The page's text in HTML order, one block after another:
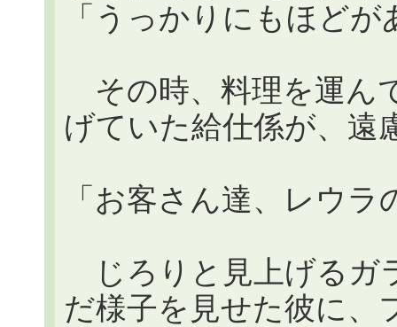
「うっかりにもほど
その時、料理を運ん
げていた給仕係が、遠
「お客さん達、レウ
じろりと見上げるガ
だ様子を見せた彼に、